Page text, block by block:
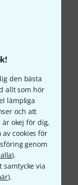
den bästa
allt som hör
lämpliga
och att
okej för dig,
cookies för
genom
).
samtycke via
).
very thin and
its in the
its not